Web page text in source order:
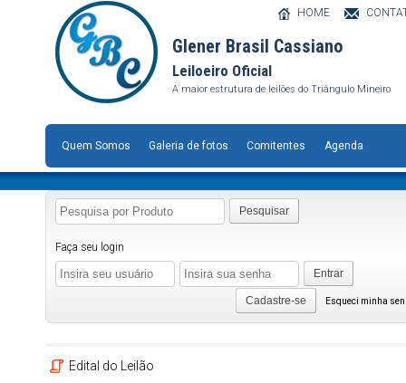
Glener Brasil Cassiano
Leiloeiro Oficial
A maior estrutura de leilões do Triângulo Mineiro
HOME
Quem Somos Galeria de fotos Comitentes Agenda
Pesquisar
Faça seu login
Entrar
Esqueci minha
Cadastre-se
Edital do Leilão